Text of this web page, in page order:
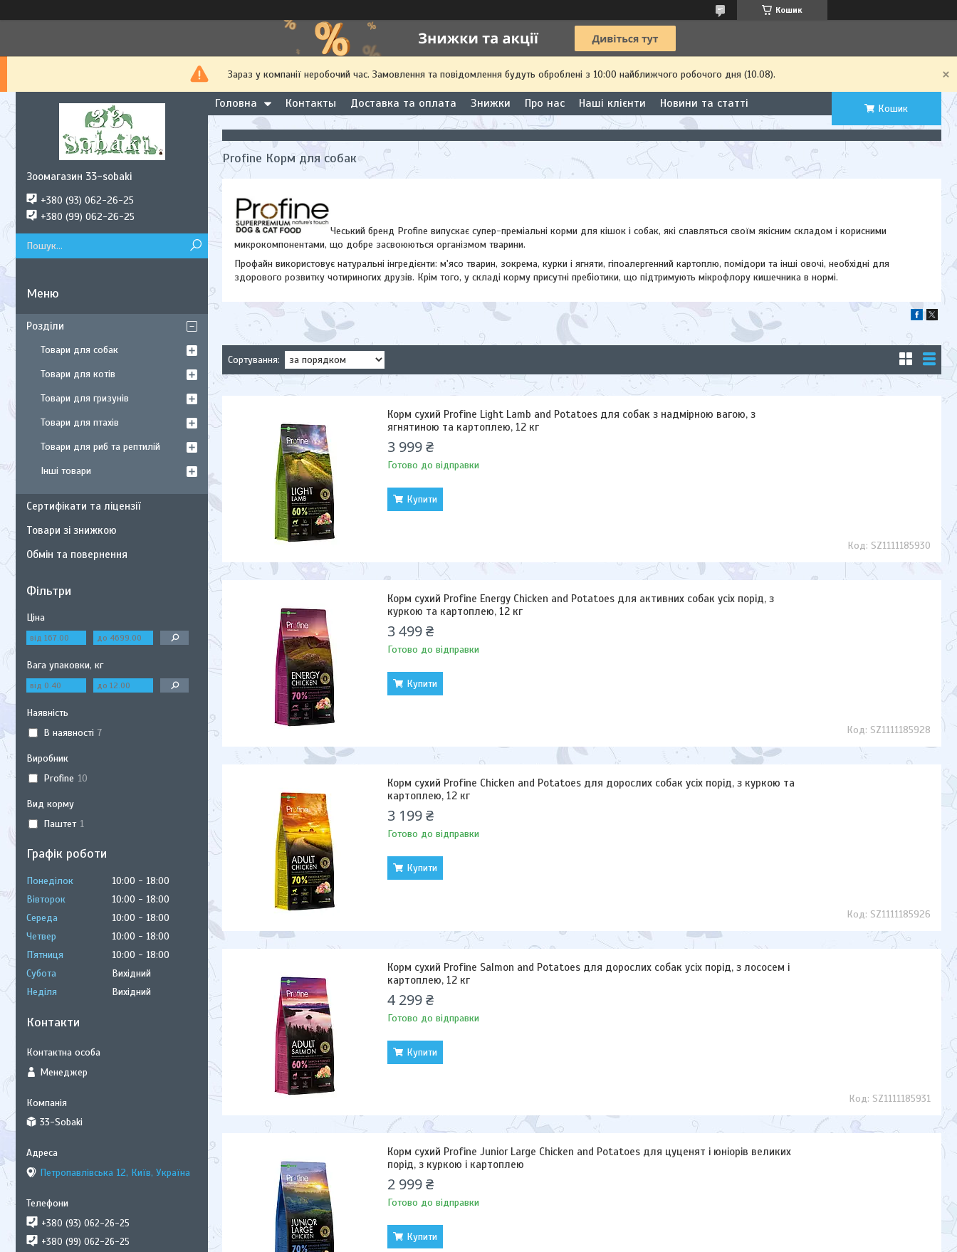
Кошик
Зараз у компанії неробочий час. Замовлення та повідомлення будуть оброблені з 10:00 найближчого робочого дня (10.08).
Головна Контакты Доставка та оплата Знижки Про нас Наші клієнти Новини та статті Кошик
Profine Корм для собак
Чеський бренд Profine випускає супер-преміальні корми для кішок і собак, які славляться своїм якісним складом і корисними
микрокомпонентами, що добре засвоюються організмом тварини.
Профайн використовує натуральні інгредієнти: м'ясо тварин, зокрема, курки і ягняти, гіпоалергенний картоплю, помідори та інші овочі, необхідні для
здорового розвитку чотириногих друзів. Крім того, у складі корму присутні пребіотики, що підтримують мікрофлору кишечника в нормі.
Корм сухий Profine Light Lamb and Potatoes для собак з надмірною вагою, з
ягнятиною та картоплею, 12 кг
3 999 ₴
Готово до відправки
Купити
SZ1111185930
Корм сухий Profine Energy Chicken and Potatoes для активних собак усіх порід, з
куркою та картоплею, 12 кг
3 499 ₴
Готово до відправки
Купити
SZ1111185928
Корм сухий Profine Chicken and Potatoes для дорослих собак усіх порід, з куркою та
картоплею, 12 кг
3 199 ₴
Готово до відправки
Купити
SZ1111185926
Корм сухий Profine Salmon and Potatoes для дорослих собак усіх порід, з лососем і
картоплею, 12 кг
4 299 ₴
Готово до відправки
Купити
SZ1111185931
Корм сухий Profine Junior Large Chicken and Potatoes для цуценят і юніорів великих
порід, з куркою і картоплею
2 999 ₴
Готово до відправки
Купити
Зоомагазин 33-sobaki
+380 (93) 062-26-25
+380 (99) 062-26-25
Розділи
Товари для собак
Товари для котів
Товари для гризунів
Товари для птахів
Товари для риб та рептилій
Інші товари
Сертифікати та ліцензії
Товари зі знижкою
Обмін та повернення
Фільтри
Ціна
Вага упаковки, кг
Наявність
В наявності 7
Виробник
Profine 10
Вид корму
Паштет 1
Графік роботи
Понеділок 10:00
18:00
Вівторок
10:00
18:00
Середа
10:00
18:00
Четвер
10:00
18:00
Пʼятниця
10:00
18:00
Субота
Вихідний
Неділя
Вихідний
Контакти
Менеджер
33-Sobaki
Петропавлівська 12, Київ, Україна
+380 (93) 062-26-25
+380 (99) 062-26-25